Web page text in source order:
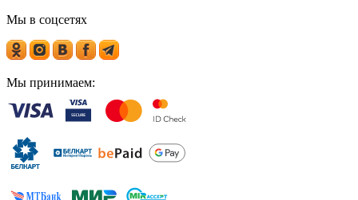
Мы в соцсетях
Мы принимаем: